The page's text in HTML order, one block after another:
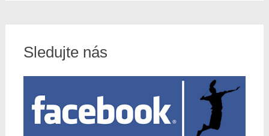
Sledujte nás